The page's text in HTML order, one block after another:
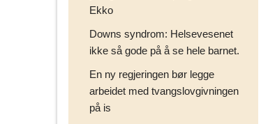
Ekko
Downs syndrom: Helsevesenet
ikke så gode på å se hele barnet.
En ny regjeringen bør legge
arbeidet med tvangslovgivningen
på is